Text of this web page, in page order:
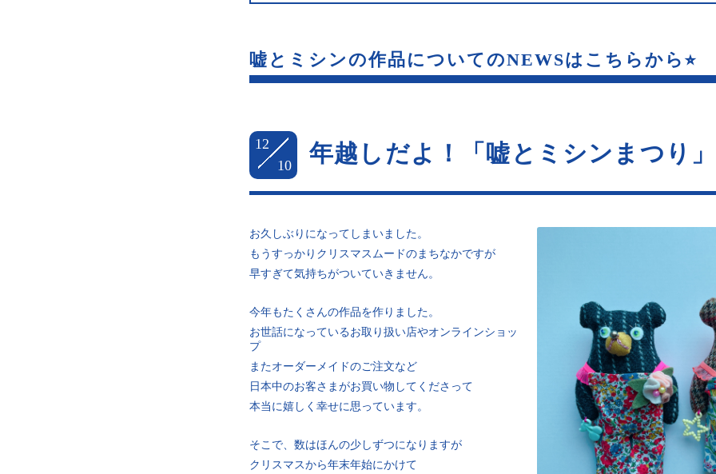
嘘とミシンの作品についてのNEWSはこちらから⭐︎
12
10
年越しだよ！「嘘とミシンまつり」
お久しぶりになってしまいました。
もうすっかりクリスマスムードのまちなかですが
早すぎて気持ちがついていきません。
今年もたくさんの作品を作りました。
お世話になっているお取り扱い店やオンラインショッ
プ
またオーダーメイドのご注文など
日本中のお客さまがお買い物してくださって
本当に嬉しく幸せに思っています。
そこで、数はほんの少しずつになりますが
クリスマスから年末年始にかけて